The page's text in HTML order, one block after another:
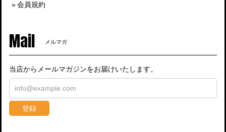
会員規約
Mail メルマガ
当店からメールマガジンをお届けいたします。
登録